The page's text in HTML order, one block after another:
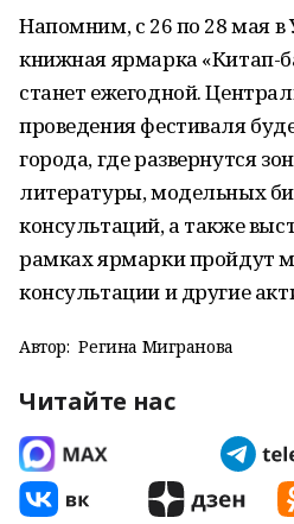
Напомним, с 26 по 28 мая в
книжная ярмарка «Китап-
станет ежегодной.
проведения фестиваля
города, где развернутся
литературы, модельных
консультаций, а также
рамках ярмарки пройдут
консультации и другие
Автор: Регина Мигранова
Читайте нас